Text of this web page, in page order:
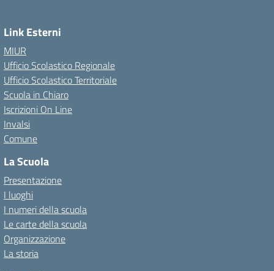
Link Esterni
MIUR
Ufficio Scolastico Regionale
Ufficio Scolastico Territoriale
Scuola in Chiaro
Iscrizioni On Line
Invalsi
Comune
La Scuola
Presentazione
I luoghi
I numeri della scuola
Le carte della scuola
Organizzazione
La storia